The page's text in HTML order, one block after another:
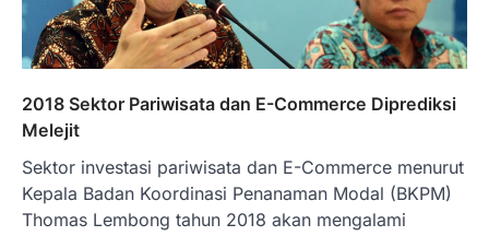
2018 Sektor Pariwisata dan E-Commerce Diprediksi
Melejit
Sektor investasi pariwisata dan E-Commerce menurut
Kepala Badan Koordinasi Penanaman Modal (BKPM)
Thomas Lembong tahun 2018 akan mengalami